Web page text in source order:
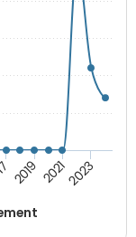
2019 20212023